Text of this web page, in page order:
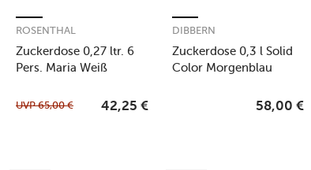
Zuckerdose 0,27 ltr. 6
Pers. Maria Weiß
ROSENTHAL
UVP65,00 € 42,25 €
Zuckerdose 0,3 l Solid
Color Morgenblau
DIBBERN
58,00 €